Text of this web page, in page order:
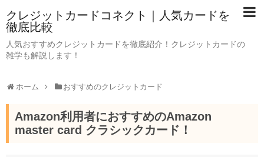
クレジットカードコネクト｜人気カードを
徹底比較
人気おすすめクレジットカードを徹底紹介！クレジットカードの
雑学も解説します！
ホーム おすすめのクレジットカード
Amazon利用者におすすめのAmazon
master card クラシックカード！